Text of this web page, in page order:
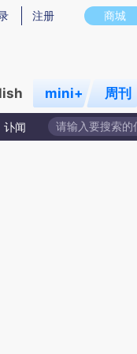
图存在偏差。不代表财新
商城
注册
mini+ 周刊
讣闻